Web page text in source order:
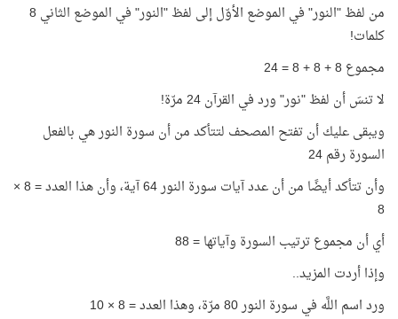
من لفظ "النور" في الموضع الأوّل إلى لفظ "النور" في الموضع الثاني 8
كلمات!
مجموع 8 + 8 + 8 = 24
لا تنسَ أن لفظ "نور" ورد في القرآن 24 مرّة!
ويبقى عليك أن تفتح المصحف لتتأكد من أن سورة النور هي بالفعل
السورة رقم 24
وأن تتأكد أيضًا من أن عدد آيات سورة النور 64 آية، وأن هذا العدد = 8 ×
8
أي أن مجموع ترتيب السورة وآياتها = 88
وإذا أردت المزيد..
ورد اسم اللَّه في سورة النور 80 مرّة، وهذا العدد = 8 × 10